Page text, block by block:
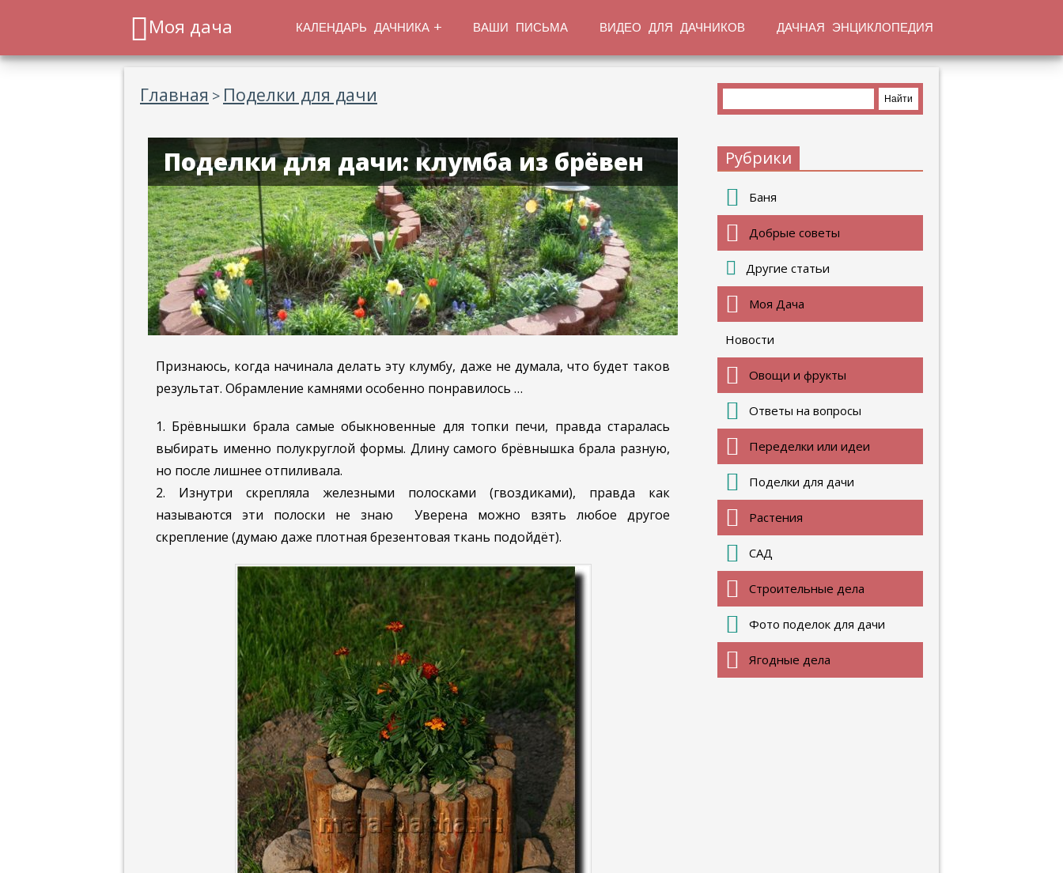
Моя дача КАЛЕНДАРЬ ДАЧНИКА ВАШИ ПИСЬМА ВИДЕО ДЛЯ ДАЧНИКОВ ДАЧНАЯ ЭНЦИКЛОПЕДИЯ
Главная > Поделки для дачи
Поделки для дачи: клумба из брёвен
Признаюсь, когда начинала делать эту клумбу, даже не думала, что будет таков
результат. Обрамление камнями особенно понравилось …
1. Брёвнышки брала самые обыкновенные для топки печи, правда старалась
выбирать именно полукруглой формы. Длину самого брёвнышка брала разную,
но после лишнее отпиливала.
2. Изнутри скрепляла железными полосками (гвоздиками), правда как
называются эти полоски не знаю Уверена можно взять любое другое
скрепление (думаю даже плотная брезентовая ткань подойдёт).
Рубрики
Баня
Добрые советы
Другие статьи
Моя Дача
Новости
Овощи и фрукты
Ответы на вопросы
Переделки или идеи
Поделки для дачи
Растения
САД
Строительные дела
Фото поделок для дачи
Ягодные дела